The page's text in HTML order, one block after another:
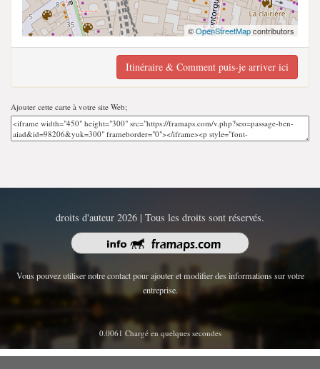
©OpenStreetMapcontributors
Itinéraire & Comment puis-je arriver ici
Ajouter cette carte à votre site Web;
droits d'auteur 2026 | Tous les droits sont réservés.
Vous pouvez utiliser notre contact pour ajouter et modifier des informations sur votre
entreprise.
0.0061 Chargé en quelques secondes